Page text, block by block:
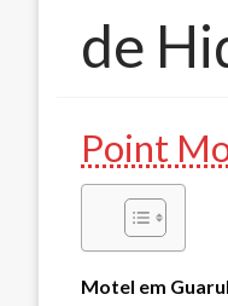
de
Point
Motel em